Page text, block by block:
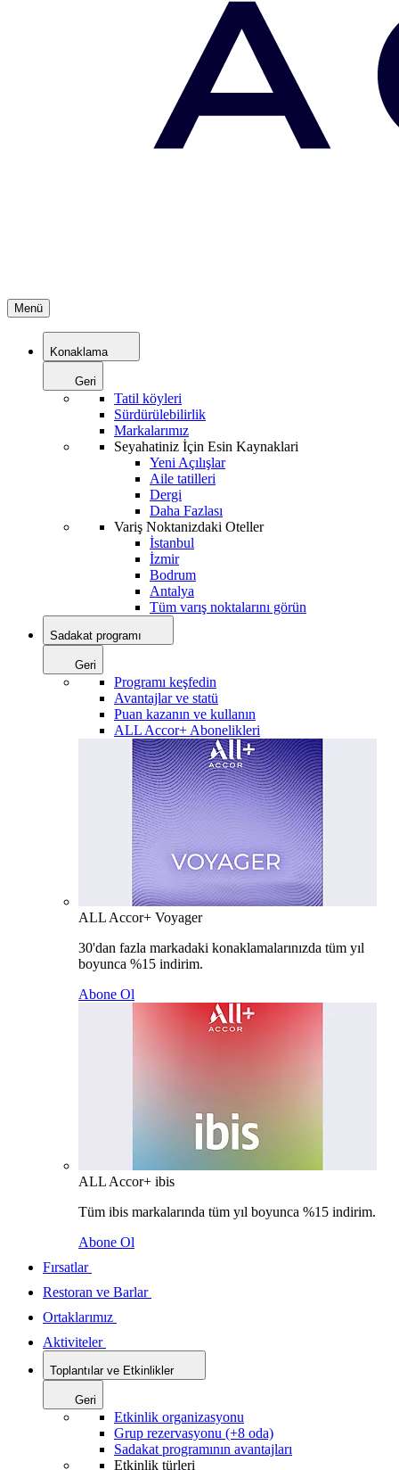
Menü
Konaklama
Geri
Tatil köyleri
Sürdürülebilirlik
Markalarımız
Seyahatiniz İçin Esin Kaynaklari
Yeni Açılışlar
Aile tatilleri
Dergi
Daha Fazlası
Variş Noktanizdaki Oteller
İstanbul
İzmir
Bodrum
Antalya
Tüm varış noktalarını görün
Sadakat programı
Geri
Programı keşfedin
Avantajlar ve statü
Puan kazanın ve kullanın
ALL Accor+ Abonelikleri
ALL Accor+ Voyager
30'dan fazla markadaki konaklamalarınızda tüm yıl
boyunca %15 indirim.
Abone Ol
ALL Accor+ ibis
Tüm ibis markalarında tüm yıl boyunca %15 indirim.
Abone Ol
Fırsatlar
Restoran ve Barlar
Ortaklarımız
Aktiviteler
Toplantılar ve Etkinlikler
Geri
Etkinlik organizasyonu
Grup rezervasyonu (+8 oda)
Sadakat programının avantajları
Etkinlik türleri